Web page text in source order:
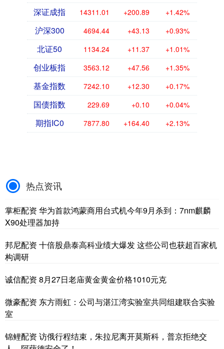
深证成指 14311.01 +200.89 +1.42%
沪深300 4694.44 +43.13 +0.93%
北证50 1134.24 +11.37 +1.01%
创业板指 3563.12 +47.56 +1.35%
基金指数 7242.10 +12.30 +0.17%
国债指数 229.69 +0.10 +0.04%
期指IC0 7877.80 +164.40 +2.13%
热点资讯
掌柜配资 华为首款鸿蒙商用台式机今年9月杀到：7nm麒麟
X90处理器加持
邦尼配资 十倍股鼎泰高科业绩大爆发 这些公司也获超百家机
构调研
诚信配资 8月27日老庙黄金黄金价格1010元克
微豪配资 东方雨虹：公司与湛江湾实验室共同组建联合实验
室
锦鲤配资 访俄行程结束，朱拉尼离开莫斯科，普京拒绝交